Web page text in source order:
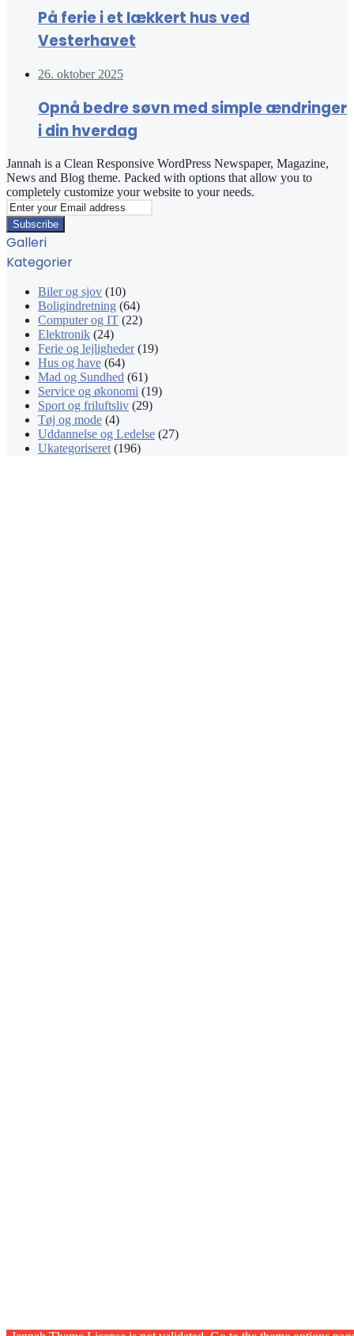
På ferie i et lækkert hus ved
Vesterhavet
26. oktober 2025
Opnå bedre søvn med simple ændringer
i din hverdag
Jannah is a Clean Responsive WordPress Newspaper, Magazine,
News and Blog theme. Packed with options that allow you to
completely customize your website to your needs.
Enter
your
Email
address
Galleri
Kategorier
Biler og sjov (10)
Boligindretning (64)
Computer og IT (22)
Elektronik (24)
Ferie og lejligheder(19)
Hus og have (64)
Mad og Sundhed (61)
Service og økonomi (19)
Sport og friluftsliv (29)
Tøj og mode (4)
Uddannelse og Ledelse (27)
Ukategoriseret(196)